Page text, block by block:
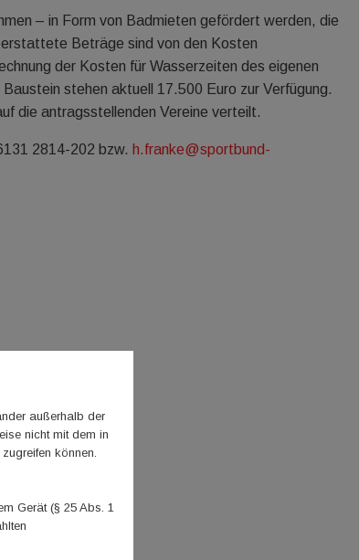
– in Form von Badmieten gefördert werden, die
Beträge sind von den Kosten
der Kosten für Wasserzeiten des eigenen
stehen aktuell 17.500 Euro zur Verfügung.
die antragsstellenden Vereine verteilt.
2814-202 bzw. h.franke@sportbund-
außerhalb der
nicht mit dem in
können.
Gerät (§ 25 Abs. 1